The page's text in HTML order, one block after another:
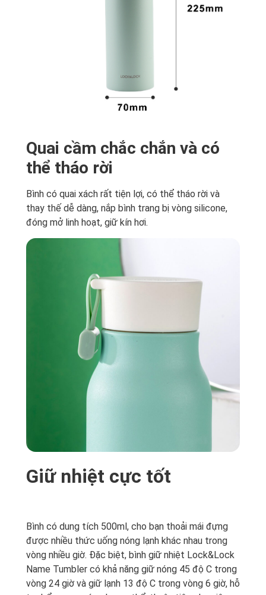
Quai cầm chắc chắn và có
thể tháo rời
Bình có quai xách rất tiện lợi, có thể tháo rời và
thay thế dễ dàng, nắp bình trang bị vòng silicone,
đóng mở linh hoạt, giữ kín hơi.
Giữ nhiệt cực tốt
Bình có dung tích 500ml, cho bạn thoải mái đựng
được nhiều thức uống nóng lạnh khác nhau trong
vòng nhiều giờ. Đặc biệt, bình giữ nhiệt Lock&Lock
Name Tumbler có khả năng giữ nóng 45 độ C trong
vòng 24 giờ và giữ lạnh 13 độ C trong vòng 6 giờ, hỗ